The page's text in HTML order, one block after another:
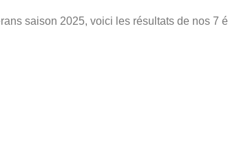
saison 2025, voici les résultats de nos 7